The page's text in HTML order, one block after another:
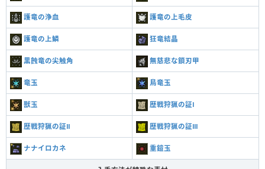
護竜の浄血 護竜の上毛皮
護竜の上鱗 狂竜結晶
黒蝕竜の尖触角 無慈悲な鎖刃甲
竜玉 鳥竜玉
獣玉 歴戦狩猟の証Ⅰ
歴戦狩猟の証Ⅱ 歴戦狩猟の証Ⅲ
ナナイロカネ 重鎧玉